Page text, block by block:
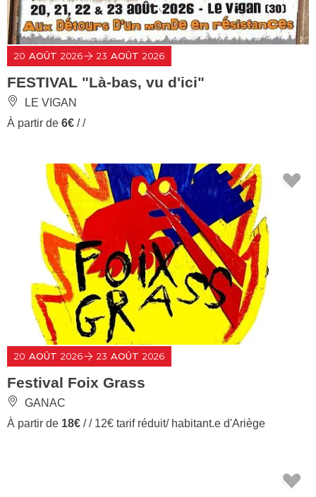
20 AOÛT 2026 23 AOÛT 2026
FESTIVAL "Là-bas, vu d'ici"
LE VIGAN
À partir de 6€ / /
20 AOÛT 2026 23 AOÛT 2026
Festival Foix Grass
GANAC
À partir de 18€ / / 12€ tarif réduit/ habitant.e d'Ariège